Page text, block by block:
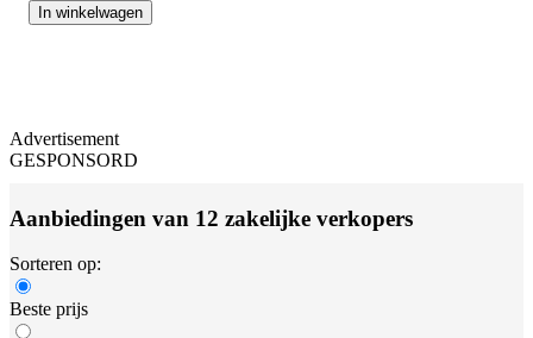
In winkelwagen
Advertisement
GESPONSORD
Aanbiedingen van 12 zakelijke verkopers
Sorteren op:
Beste prijs